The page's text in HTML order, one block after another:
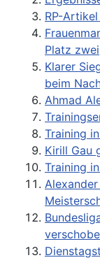
RP-
Platz zwei
Klarer
beim
Ahmad
Training
Kirill Gau
Training